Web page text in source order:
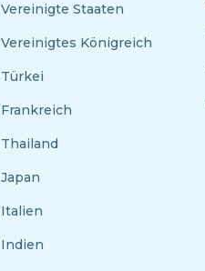
Vereinigte Staaten
Vereinigtes Königreich
Türkei
Frankreich
Thailand
Japan
Italien
Indien